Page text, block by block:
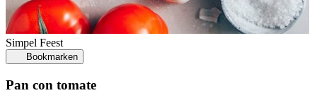
Simpel Feest
Bookmarken
Pan con tomate